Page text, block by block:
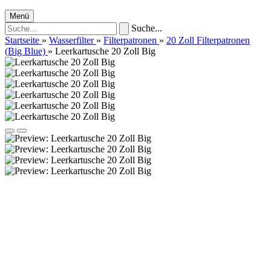
Menü
Suche...
Startseite » Wasserfilter » Filterpatronen » 20 Zoll Filterpatronen
(Big Blue) » Leerkartusche 20 Zoll Big